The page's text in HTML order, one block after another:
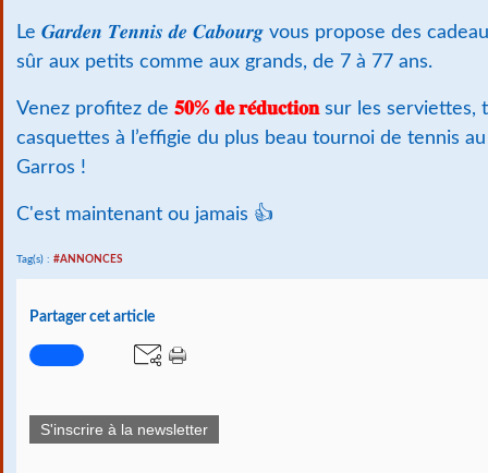
Le 𝑮𝒂𝒓𝒅𝒆𝒏 𝑻𝒆𝒏𝒏𝒊𝒔 𝒅𝒆 𝑪𝒂𝒃𝒐𝒖𝒓𝒈 vous propose des
sûr aux petits comme aux grands, de 7 à 77 ans.
Venez profitez de 𝟓𝟎% 𝐝𝐞 𝐫𝐞́𝐝𝐮𝐜𝐭𝐢𝐨𝐧sur les serviettes,
casquettes à l’effigie du plus beau tournoi de tennis
Garros !
C'est maintenant ou jamais 👍
Tag(s) : #ANNONCES
Partager cet article
S'inscrire à la newsletter